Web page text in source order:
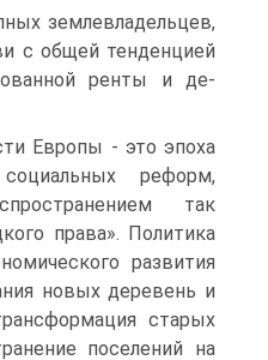
землевладельцев,
с общей тенденцией
ренты и де­
Европы - это эпоха
ре­форм,
так
права». Поли­тика
развития
новых деревень и
старых
поселений на